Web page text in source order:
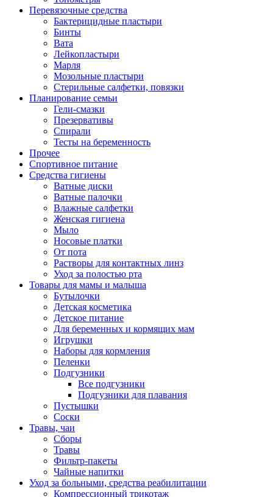
Перевязочные средства
Бактерицидные пластыри
Бинты
Вата
Лейкопластыри
Марля
Мозольные пластыри
Стерильные салфетки, повязки
Планирование семьи
Гели-смазки
Презервативы
Спирали
Тесты на беременность
Прочее
Спортивное питание
Средства гигиены
Ватные диски
Ватные палочки
Влажные салфетки
Женская гигиена
Мыло
Носовые платки
От пота
Растворы для контактных линз
Уход за полостью рта
Товары для мамы и малыша
Бутылочки
Детская косметика
Детское питание
Для беременных и кормящих мам
Игрушки
Наборы для кормления
Пеленки
Подгузники
Все подгузники
Подгузники для плавания
Пустышки
Соски
Травы, чаи
Сборы
Травы
Фильтр-пакеты
Чайные напитки
Уход за больными, средства реабилитации
Компрессионный трикотаж